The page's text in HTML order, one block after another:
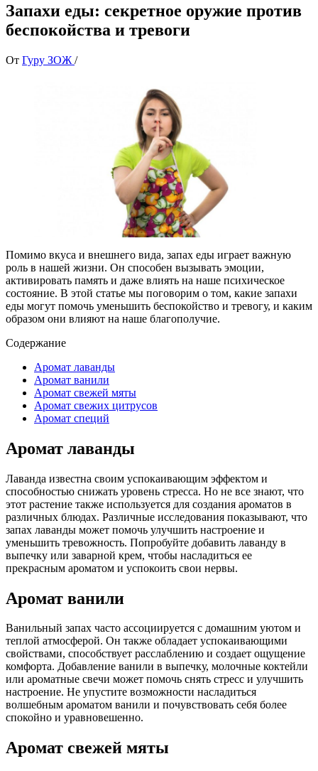
Запахи еды: секретное оружие против
беспокойства и тревоги
От Гуру ЗОЖ /
Помимо вкуса и внешнего вида, запах еды играет важную
роль в нашей жизни. Он способен вызывать эмоции,
активировать память и даже влиять на наше психическое
состояние. В этой статье мы поговорим о том, какие запахи
еды могут помочь уменьшить беспокойство и тревогу, и каким
образом они влияют на наше благополучие.
Содержание
Аромат лаванды
Аромат ванили
Аромат свежей мяты
Аромат свежих цитрусов
Аромат специй
Аромат лаванды
Лаванда известна своим успокаивающим эффектом и
способностью снижать уровень стресса. Но не все знают, что
этот растение также используется для создания ароматов в
различных блюдах. Различные исследования показывают, что
запах лаванды может помочь улучшить настроение и
уменьшить тревожность. Попробуйте добавить лаванду в
выпечку или заварной крем, чтобы насладиться ее
прекрасным ароматом и успокоить свои нервы.
Аромат ванили
Ванильный запах часто ассоциируется с домашним уютом и
теплой атмосферой. Он также обладает успокаивающими
свойствами, способствует расслаблению и создает ощущение
комфорта. Добавление ванили в выпечку, молочные коктейли
или ароматные свечи может помочь снять стресс и улучшить
настроение. Не упустите возможности насладиться
волшебным ароматом ванили и почувствовать себя более
спокойно и уравновешенно.
Аромат свежей мяты